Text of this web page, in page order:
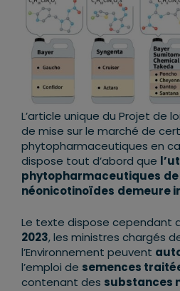
L’article unique du Projet de
de mise sur le marché de
phytopharmaceutiques en
dispose tout d’abord que
phytopharmaceutiques
néonicotinoïdes demeure
Le texte dispose cependant
2023, les ministres chargés
l’Environnement peuvent
l’emploi de semences
contenant des substances